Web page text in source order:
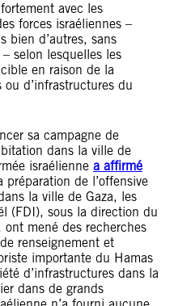
avec les
forces israéliennes –
bien d’autres, sans
selon lesquelles les
en raison de la
d’infrastructures du
sa campagne de
dans la ville de
israélienne a affirmé
de l’offensive
la ville de Gaza, les
(FDI), sous la direction du
mené des recherches
renseignement et
importante du Hamas
d’infrastructures dans la
dans de grands